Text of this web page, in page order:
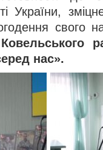
України,
свого
нас».